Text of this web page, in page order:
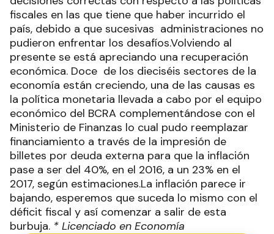
fiscales en las que tiene que haber incurrido el
país, debido a que sucesivas administraciones no
pudieron enfrentar los desafíos.Volviendo al
presente se está apreciando una recuperación
económica. Doce de los dieciséis sectores de la
economía están creciendo, una de las causas es
la política monetaria llevada a cabo por el equipo
económico del BCRA complementándose con el
Ministerio de Finanzas lo cual pudo reemplazar
financiamiento a través de la impresión de
billetes por deuda externa para que la inflación
pase a ser del 40%, en el 2016, a un 23% en el
2017, según estimaciones.La inflación parece ir
bajando, esperemos que suceda lo mismo con el
déficit fiscal y así comenzar a salir de esta
burbuja. * Licenciado en Economía